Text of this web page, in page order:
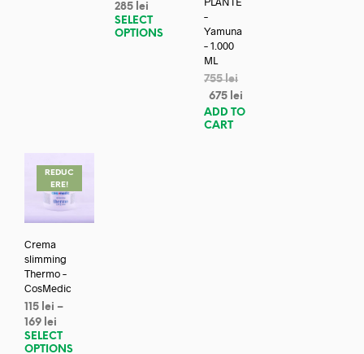
285 lei
SELECT
OPTIONS
–
Yamuna
– 1.000
ML
755lei
675 lei
ADD TO
CART
REDUC
ERE!
Crema
slimming
Thermo –
CosMedic
115 lei –
169 lei
SELECT
OPTIONS